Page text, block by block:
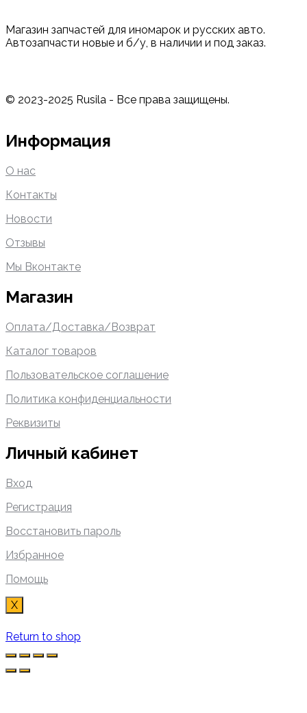
Магазин запчастей для иномарок и русских авто.
Автозапчасти новые и б/у, в наличии и под заказ.
© 2023-2025 Rusila - Все права защищены.
Информация
О нас
Контакты
Новости
Отзывы
Мы Вконтакте
Магазин
Оплата/Доставка/Возврат
Каталог товаров
Пользовательское соглашение
Политика конфиденциальности
Реквизиты
Личный кабинет
Вход
Регистрация
Восстановить пароль
Избранное
Помощь
X
Return to shop